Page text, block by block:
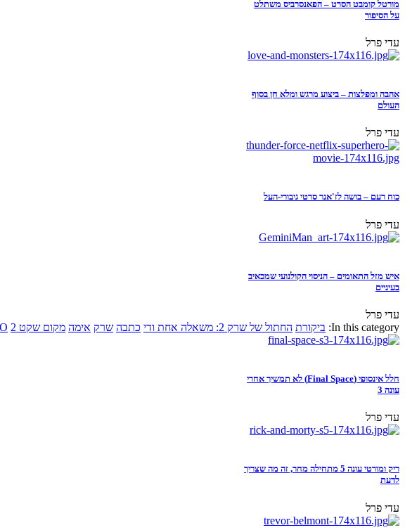
מורטל קומבט הסרט – הפאנסרביס משתלט
על הסיפור
עדי פרל
אהבה ומפלצות – ביצוע מרגש ומלא חן בסוף
העולם
עדי פרל
כוח רעם – בושה לז'אנר סרטי גיבורי-העל
עדי פרל
איש מזל התאומים – הניסוי הקולנועי שמכאיב
בעיניים
עדי פרל
In this category: ביקורת החתול של שרק 2: משאלה אחת ודי כתבה שרק אימה מקום שקט 2
חלל אינסופי (Final Space) לא תמשיך אחרי
עונה 3
עדי פרל
ריק ומורטי עונה 5 מתחילה מחר, זה מה שצריך
לדעת
עדי פרל